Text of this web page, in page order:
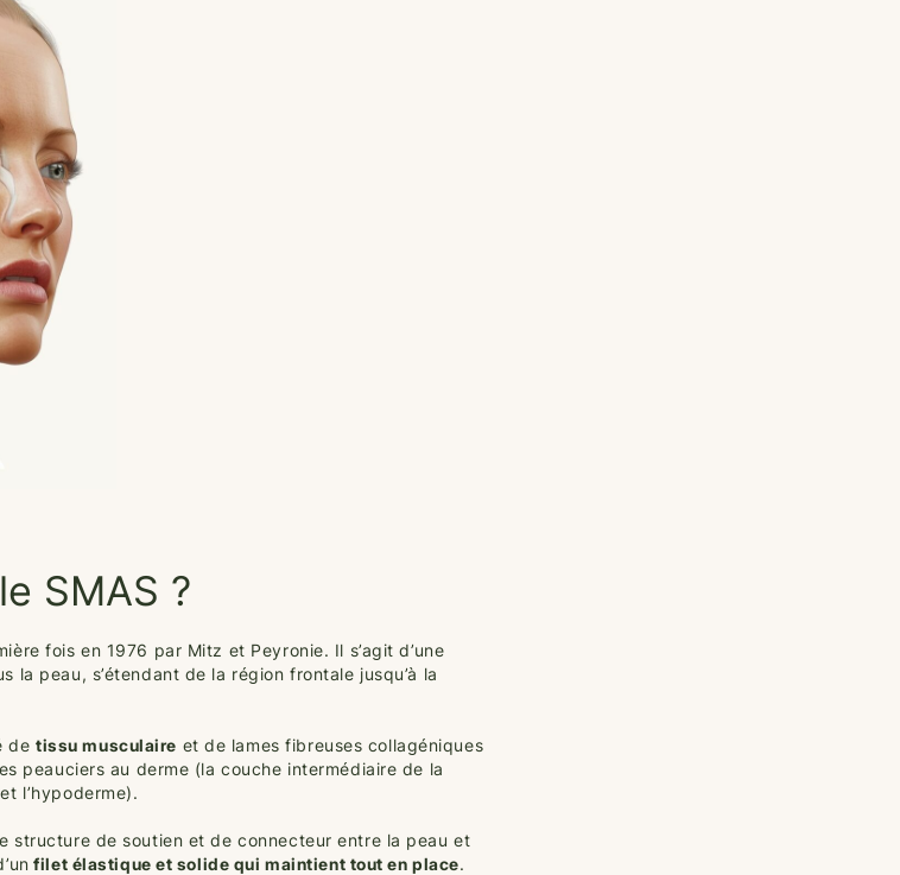
SMAS ?
fois en 1976 par Mitz et Peyronie. Il s’agit d’une
la peau, s’étendant de la région frontale jusqu’à la
detissu musculaire et de lames fibreuses collagéniques
peauciers au derme (la couche intermédiaire de la
l’hypoderme).
structure de soutien et de connecteur entre la peau et
filet élastique et solide qui maintient tout en place.